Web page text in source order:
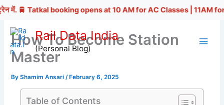
booking opens at 10 AM for AC Classes | 11AM for Non-AC
Skip
content
Rail Data India
(Personal Blog)
How To Become Station
Master
ByShamim Ansari/February 6, 2025
Table of Contents